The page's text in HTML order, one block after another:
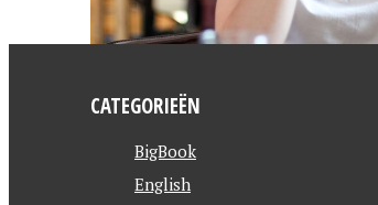
CATEGORIEËN
BigBook
English